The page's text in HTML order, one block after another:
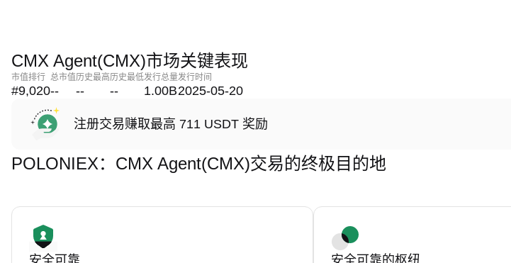
CMX Agent(CMX)市场关键表现
市值排行
#9,020
总市值
--
历史最高
--
历史最低
--
发行总量
1.00B
发行时间
2025-05-20
注册交易赚取最高 711 USDT 奖励
POLONIEX：CMX Agent(CMX)交易的终极目的地
安全可靠 安全可靠的枢纽